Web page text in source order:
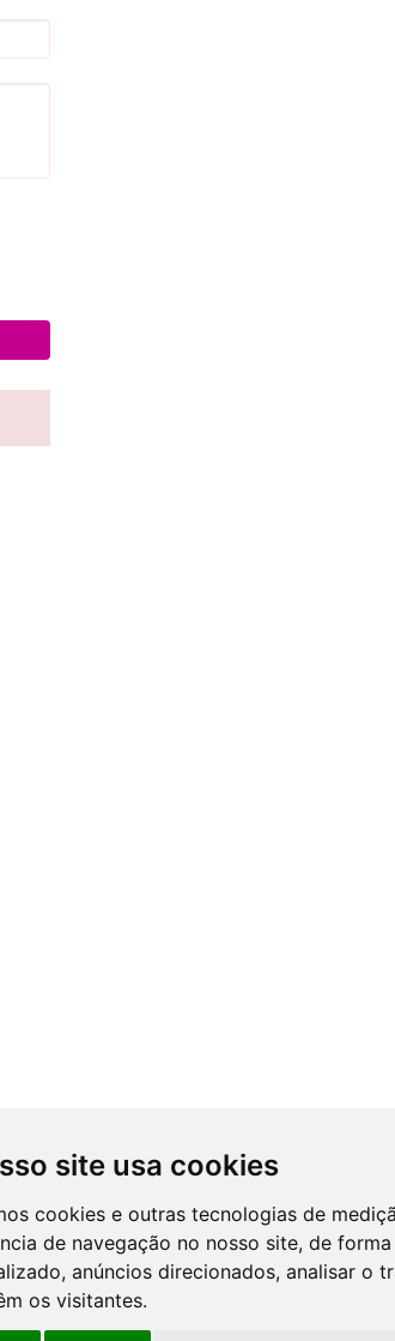
site usa cookies
cookies e outras tecnologias de
de navegação no nosso site, de
anúncios direcionados, analisar o
os visitantes.
CONDIÇÕES DE VENDA
GERIR COOKIES
SUBSCREVER
Mantenha-se
Promções,